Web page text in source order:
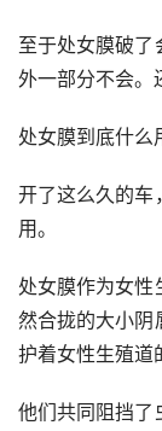
至于处女膜破了
外一部分不会。
处女膜到底什么
开了这么久的车
用。
处女膜作为女性
然合拢的大小阴
护着女性生殖道
他们共同阻挡了